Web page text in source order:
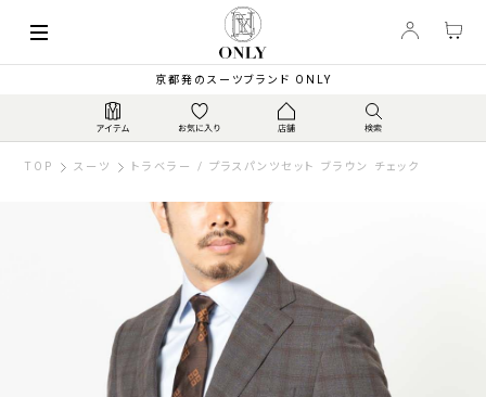
京都発のスーツブランド ONLY
TOP スーツ トラベラー / プラスパンツセット ブラウン チェック